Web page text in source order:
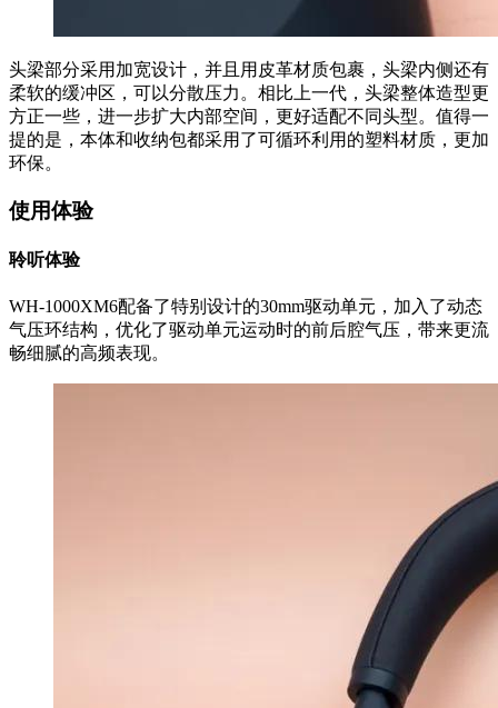
头梁部分采用加宽设计，并且用皮革材质包裹，头梁内侧还有
柔软的缓冲区，可以分散压力。相比上一代，头梁整体造型更
方正一些，进一步扩大内部空间，更好适配不同头型。值得一
提的是，本体和收纳包都采用了可循环利用的塑料材质，更加
环保。
使用体验
聆听体验
WH-1000XM6配备了特别设计的30mm驱动单元，加入了动态
气压环结构，优化了驱动单元运动时的前后腔气压，带来更流
畅细腻的高频表现。